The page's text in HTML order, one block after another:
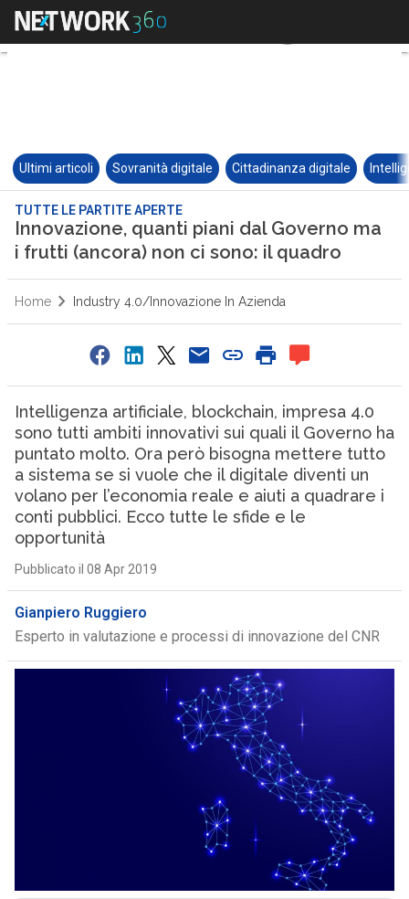
Ultimi articoli Sovranità digitale Cittadinanza digitale
TUTTE LE PARTITE APERTE
Innovazione, quanti piani dal Governo ma
i frutti (ancora) non ci sono: il quadro
Home Industry 4.0/Innovazione In Azienda
Intelligenza artificiale, blockchain, impresa 4.0
sono tutti ambiti innovativi sui quali il Governo ha
puntato molto. Ora però bisogna mettere tutto
a sistema se si vuole che il digitale diventi un
volano per l’economia reale e aiuti a quadrare i
conti pubblici. Ecco tutte le sfide e le
opportunità
Pubblicato il 08 Apr 2019
Gianpiero Ruggiero
Esperto in valutazione e processi di innovazione del CNR